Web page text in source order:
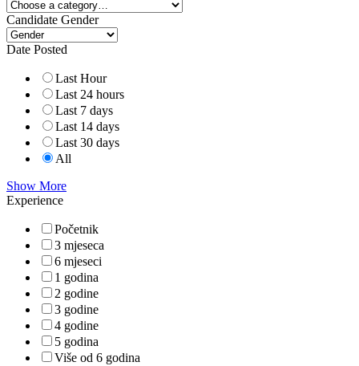
Candidate Gender
Date Posted
Last Hour
Last 24 hours
Last 7 days
Last 14 days
Last 30 days
All
Show More
Experience
Početnik
3 mjeseca
6 mjeseci
1 godina
2 godine
3 godine
4 godine
5 godina
Više od 6 godina